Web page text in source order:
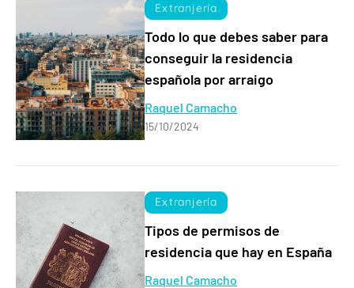
Extranjería
Todo lo que debes saber para
conseguir la residencia
española por arraigo
Raquel Camacho
15/10/2024
Extranjería
Tipos de permisos de
residencia que hay en España
Raquel Camacho